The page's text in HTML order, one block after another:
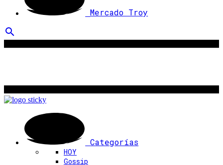
Mercado Troy
search
Categorías
HOY
Gossip